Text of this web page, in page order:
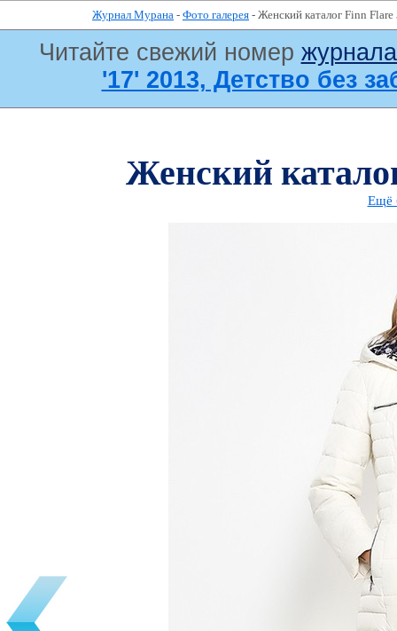
Журнал Мурана - Фото галерея - Женский каталог Finn
Читайте свежий номер
'17' 2013, Детство без
Женский
Ещё